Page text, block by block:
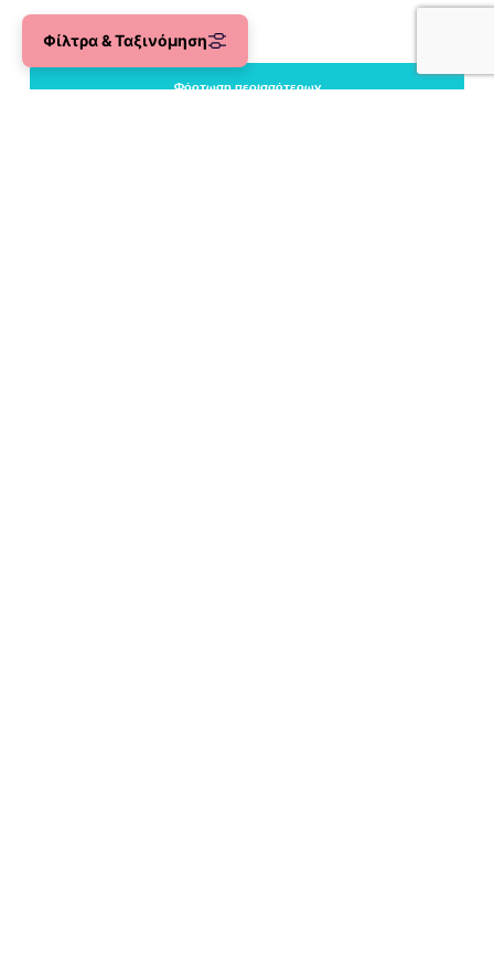
Φίλτρα & Ταξινόμηση
Φόρτωση περισσότερων